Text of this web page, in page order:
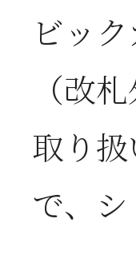
ビッ
（改
取り
で、